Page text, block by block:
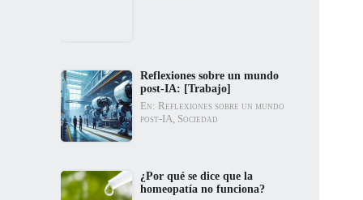
Reflexiones sobre un mundo
post-IA: [Trabajo]
En: Reflexiones sobre un mundo
post-IA, Sociedad
¿Por qué se dice que la
homeopatía no funciona?